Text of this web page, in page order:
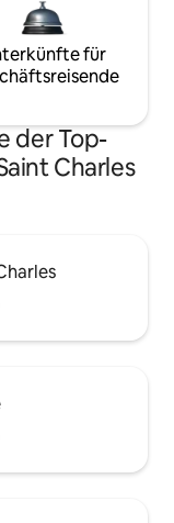
für
der Top-
Charles